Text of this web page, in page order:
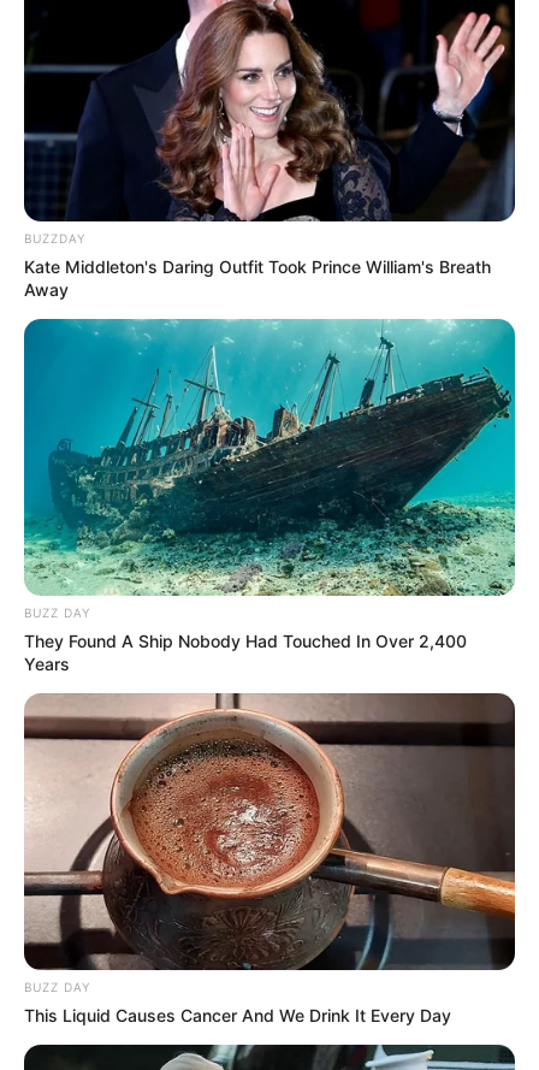
BUZZDAY
Kate Middleton's Daring Outfit Took Prince William's Breath
Away
BUZZ DAY
They Found A Ship Nobody Had Touched In Over 2,400
Years
BUZZ DAY
This Liquid Causes Cancer And We Drink It Every Day